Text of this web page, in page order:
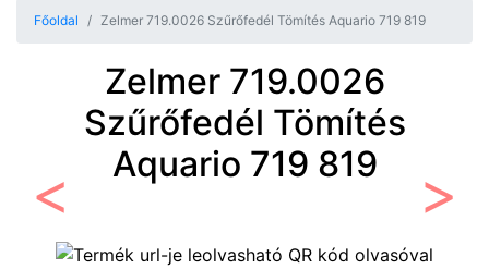
Főoldal Zelmer 719.0026 Szűrőfedél Tömítés Aquario 719 819
Zelmer 719.0026
Szűrőfedél Tömítés
Aquario 719 819
Előző